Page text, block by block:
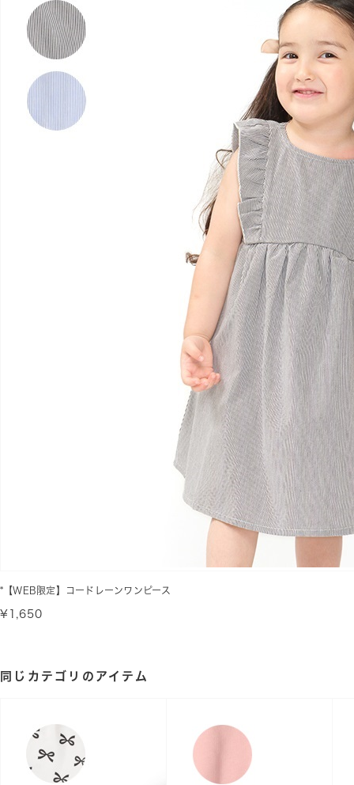
*【WEB限定】コードレーンワンピース
¥1,650
同じカテゴリのアイテム